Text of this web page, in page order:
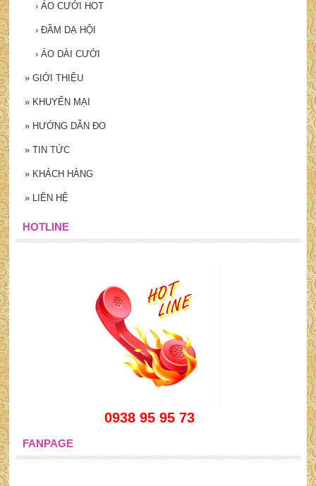
› ÁO CƯỚI HOT
› ĐẦM DẠ HỘI
› ÁO DÀI CƯỚI
» GIỚI THIỆU
» KHUYẾN MẠI
» HƯỚNG DẪN ĐO
» TIN TỨC
» KHÁCH HÀNG
» LIÊN HỆ
HOTLINE
0938 95 95 73
FANPAGE